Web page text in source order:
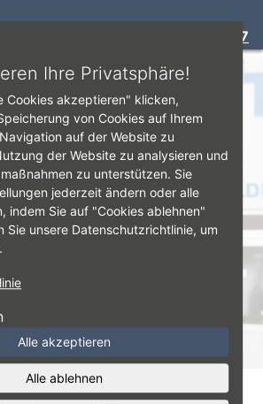
Ihre Privatsphäre!
Cookies akzeptieren" klicken,
von Cookies auf Ihrem
auf der Website zu
der Website zu analysieren und
zu unterstützen. Sie
jederzeit ändern oder alle
indem Sie auf "Cookies ablehnen"
Sie unsere Datenschutzrichtlinie, um
Alle akzeptieren
Alle ablehnen
4.7